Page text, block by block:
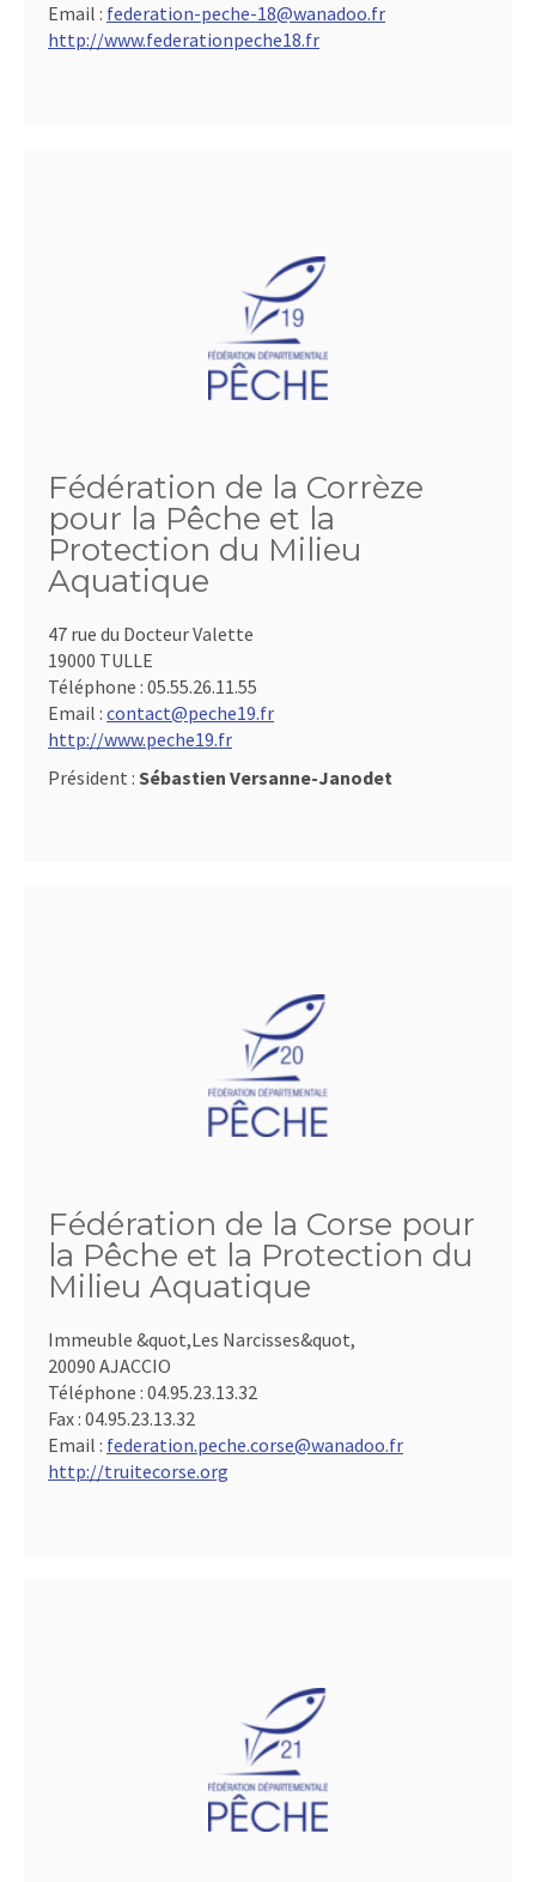
Email : federation-peche-18@wanadoo.fr
http://www.federationpeche18.fr
Fédération de la Corrèze
pour la Pêche et la
Protection du Milieu
Aquatique
47 rue du Docteur Valette
19000 TULLE
Téléphone : 05.55.26.11.55
Email : contact@peche19.fr
http://www.peche19.fr
Président : Sébastien Versanne-Janodet
Fédération de la Corse pour
la Pêche et la Protection du
Milieu Aquatique
Immeuble &quot,Les Narcisses&quot,
20090 AJACCIO
Téléphone : 04.95.23.13.32
Fax : 04.95.23.13.32
Email : federation.peche.corse@wanadoo.fr
http://truitecorse.org